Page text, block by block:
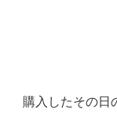
購入したその日